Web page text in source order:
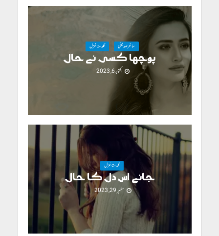
ساغرصدیقی گلدستۂ غزل
پوچھا کسی نے حال
اکتوبر 6, 2023
گلدستۂ غزل
جانے اس دل کا حال
ستمبر 29, 2023